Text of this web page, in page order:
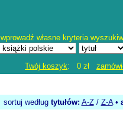
wprowadź własne kryteria
Twój koszyk: 0 zł
sortuj według tytułów: A-Z/ Z-A•